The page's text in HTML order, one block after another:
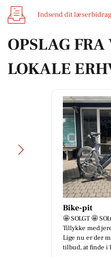
Indsend dit
OPSLAG FRA
LOKALE
Bike-pit
🤩 SOLGT 🤩
Tillykke med
Lige nu er der
tilbud, at finde i